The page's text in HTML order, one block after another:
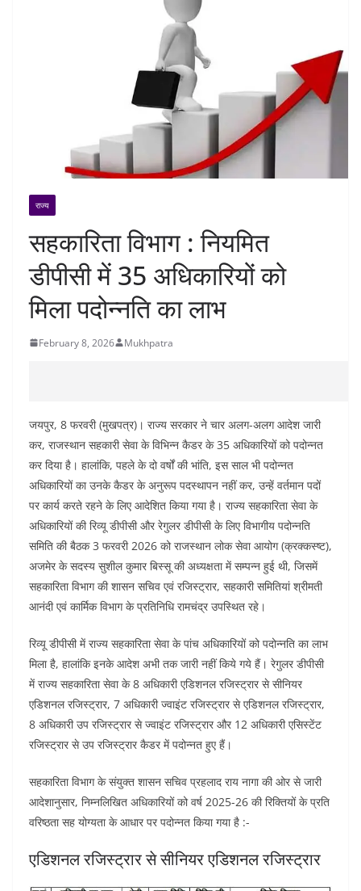
राज्य
सहकारिता विभाग : नियमित
डीपीसी में 35 अधिकारियों को
मिला पदोन्नति का लाभ
February 8, 2026 Mukhpatra
जयपुर, 8 फरवरी (मुखपत्र)। राज्य सरकार ने चार अलग-अलग आदेश जारी
कर, राजस्थान सहकारी सेवा के विभिन्न कैडर के 35 अधिकारियों को पदोन्नत
कर दिया है। हालांकि, पहले के दो वर्षों की भांति, इस साल भी पदोन्नत
अधिकारियों का उनके कैडर के अनुरूप पदस्थापन नहीं कर, उन्हें वर्तमान पदों
पर कार्य करते रहने के लिए आदेशित किया गया है। राज्य सहकारिता सेवा के
अधिकारियों की रिव्यू डीपीसी और रेगुलर डीपीसी के लिए विभागीय पदोन्नति
समिति की बैठक 3 फरवरी 2026 को राजस्थान लोक सेवा आयोग (क्रक्कस्ष्ट),
अजमेर के सदस्य सुशील कुमार बिस्सू की अध्यक्षता में सम्पन्न हुई थी, जिसमें
सहकारिता विभाग की शासन सचिव एवं रजिस्ट्रार, सहकारी समितियां श्रीमती
आनंदी एवं कार्मिक विभाग के प्रतिनिधि रामचंद्र उपस्थित रहे।
रिव्यू डीपीसी में राज्य सहकारिता सेवा के पांच अधिकारियों को पदोन्नति का लाभ
मिला है, हालांकि इनके आदेश अभी तक जारी नहीं किये गये हैं। रेगुलर डीपीसी
में राज्य सहकारिता सेवा के 8 अधिकारी एडिशनल रजिस्ट्रार से सीनियर
एडिशनल रजिस्ट्रार, 7 अधिकारी ज्वाइंट रजिस्ट्रार से एडिशनल रजिस्ट्रार,
8 अधिकारी उप रजिस्ट्रार से ज्वाइंट रजिस्ट्रार और 12 अधिकारी एसिस्टेंट
रजिस्ट्रार से उप रजिस्ट्रार कैडर में पदोन्नत हुए हैं।
सहकारिता विभाग के संयुक्त शासन सचिव प्रहलाद राय नागा की ओर से जारी
आदेशानुसार, निम्नलिखित अधिकारियों को वर्ष 2025-26 की रिक्तियों के प्रति
वरिष्ठता सह योग्यता के आधार पर पदोन्नत किया गया है :-
एडिशनल रजिस्ट्रार से सीनियर एडिशनल रजिस्ट्रार